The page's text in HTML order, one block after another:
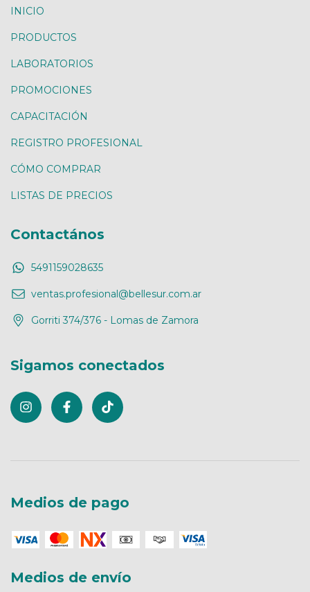
INICIO
PRODUCTOS
LABORATORIOS
PROMOCIONES
CAPACITACIÓN
REGISTRO PROFESIONAL
CÓMO COMPRAR
LISTAS DE PRECIOS
Contactános
5491159028635
ventas.profesional@bellesur.com.ar
Gorriti 374/376 - Lomas de Zamora
Sigamos conectados
Medios de pago
Medios de envío